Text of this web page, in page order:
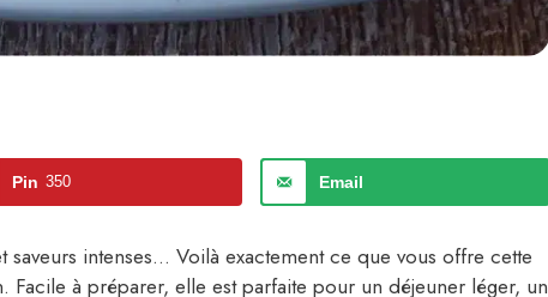
Pin 350 Email
intenses… Voilà exactement ce que vous offre cette
à préparer, elle est parfaite pour un déjeuner léger, un